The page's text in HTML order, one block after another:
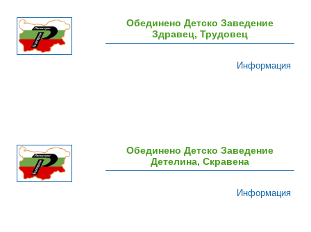
Обединено Детско Заведение
Здравец, Трудовец
Информация
Обединено Детско Заведение
Детелина, Скравена
Информация